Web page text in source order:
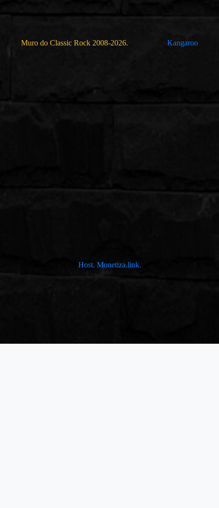
Muro do Classic Rock 2008-2026. Kangaroo
Host. Monetiza.link.